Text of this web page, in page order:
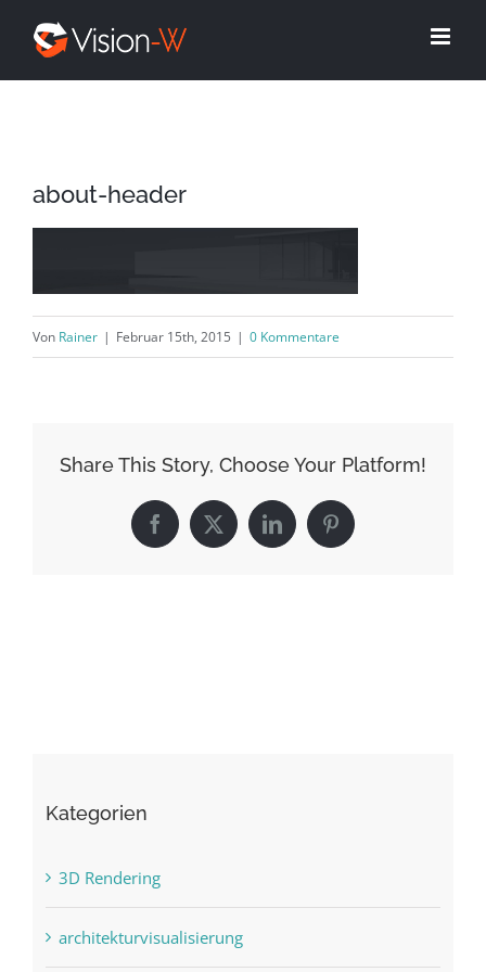
about-header
Von Rainer | Februar 15th, 2015 | 0 Kommentare
Share This Story, Choose Your Platform!
Facebook
X LinkedInPinterest
Kategorien
3D Rendering
architekturvisualisierung